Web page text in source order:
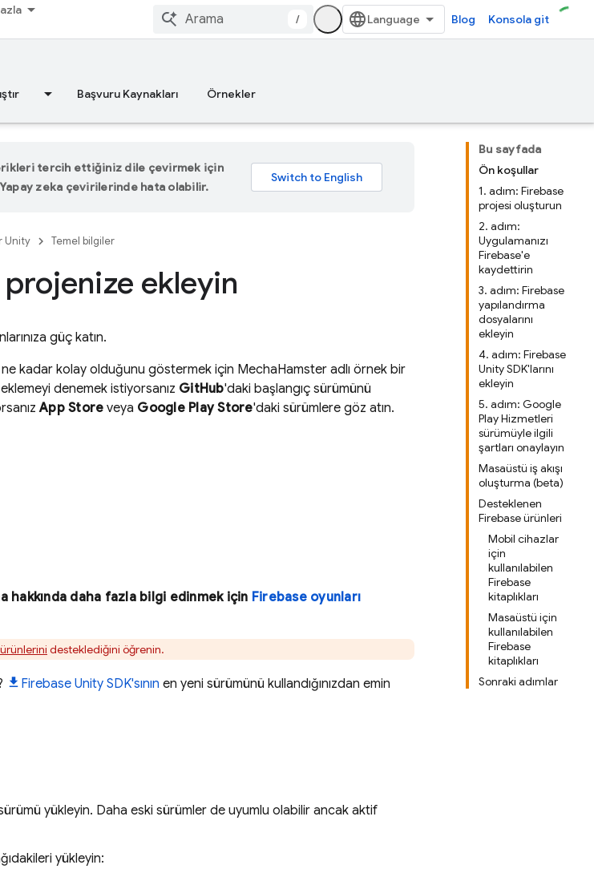
/ Blog Konsola git
Başvuru Kaynakları Örnekler
Bu sayfada
Ön koşullar
1. adım: Firebase
projesi oluşturun
2. adım:
Uygulamanızı
Firebase'e
kaydettirin
3. adım: Firebase
yapılandırma
dosyalarını
ekleyin
4. adım: Firebase
Unity SDK'larını
ekleyin
5. adım: Google
Play Hizmetleri
sürümüyle ilgili
şartları onaylayın
Masaüstü iş akışı
oluşturma (beta)
Desteklenen
Firebase ürünleri
Mobil cihazlar
için
kullanılabilen
Firebase
kitaplıkları
Masaüstü için
kullanılabilen
Firebase
kitaplıkları
Sonraki adımlar
tercih ettiğiniz dile çevirmek için
zeka çevirilerinde hata olabilir.
Unity Temel bilgiler
ekleyin
güç katın.
kadar kolay olduğunu göstermek için MechaHamster adlı örnek bir
denemek istiyorsanız GitHub'daki başlangıç sürümünü
App Store veya Google PlayStore'daki sürümlere göz atın.
hakkında daha fazla bilgi edinmek için Firebase oyunları
desteklediğini öğrenin.
Firebase Unity SDK'sının en yeni sürümünü kullandığınızdan emin
yükleyin. Daha eski sürümler de uyumlu olabilir ancak aktif
yükleyin: